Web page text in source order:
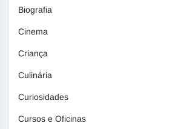
Biografia
Cinema
Criança
Culinária
Curiosidades
Cursos e Oficinas